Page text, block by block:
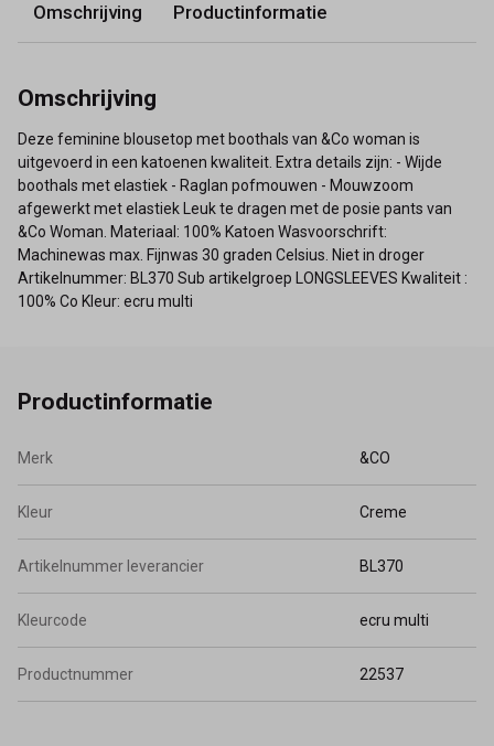
Omschrijving Productinformatie
Omschrijving
Deze feminine blousetop met boothals van &Co woman is
uitgevoerd in een katoenen kwaliteit. Extra details zijn: - Wijde
boothals met elastiek - Raglan pofmouwen - Mouwzoom
afgewerkt met elastiek Leuk te dragen met de posie pants van
&Co Woman. Materiaal: 100% Katoen Wasvoorschrift:
Machinewas max. Fijnwas 30 graden Celsius. Niet in droger
Artikelnummer: BL370 Sub artikelgroep LONGSLEEVES Kwaliteit :
100% Co Kleur: ecru multi
Productinformatie
Merk &CO
Kleur Creme
Artikelnummer leverancier BL370
Kleurcode ecru multi
Productnummer 22537